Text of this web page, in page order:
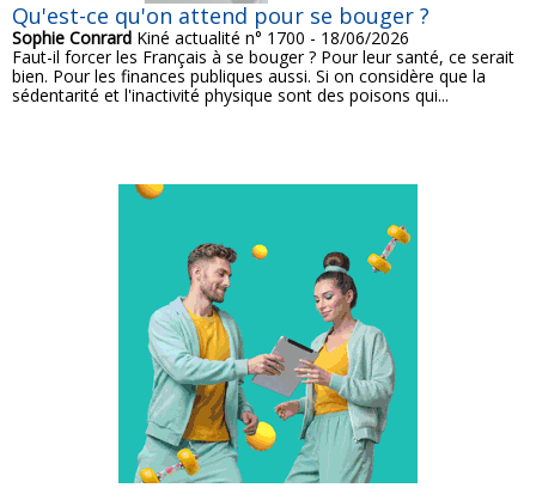
Qu'est-ce qu'on attend pour se bouger ?
Sophie Conrard Kiné actualité n° 1700 - 18/06/2026
Faut-il forcer les Français à se bouger ? Pour leur santé, ce serait
bien. Pour les finances publiques aussi. Si on considère que la
sédentarité et l'inactivité physique sont des poisons qui...